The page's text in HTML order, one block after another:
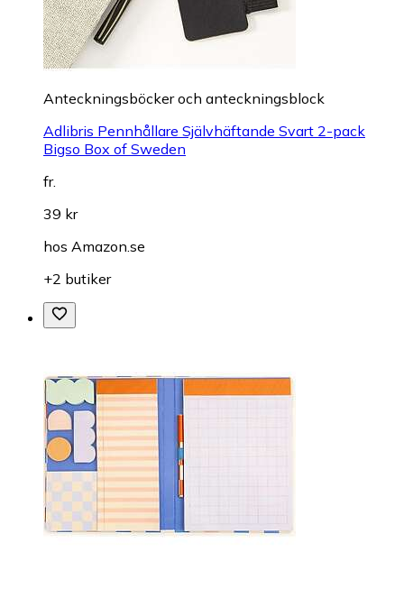
Anteckningsböcker och anteckningsblock
Adlibris Pennhållare Självhäftande Svart 2-pack
Bigso Box of Sweden
fr.
39 kr
hos Amazon.se
+2 butiker